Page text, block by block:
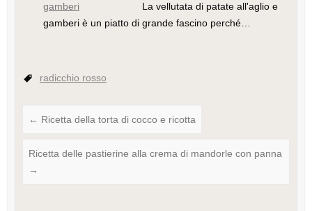
La vellutata di patate all'aglio e
gamberi è un piatto di grande fascino perché…
radicchio rosso
← Ricetta della torta di cocco e ricotta
Ricetta delle pastierine alla crema di mandorle con panna
→